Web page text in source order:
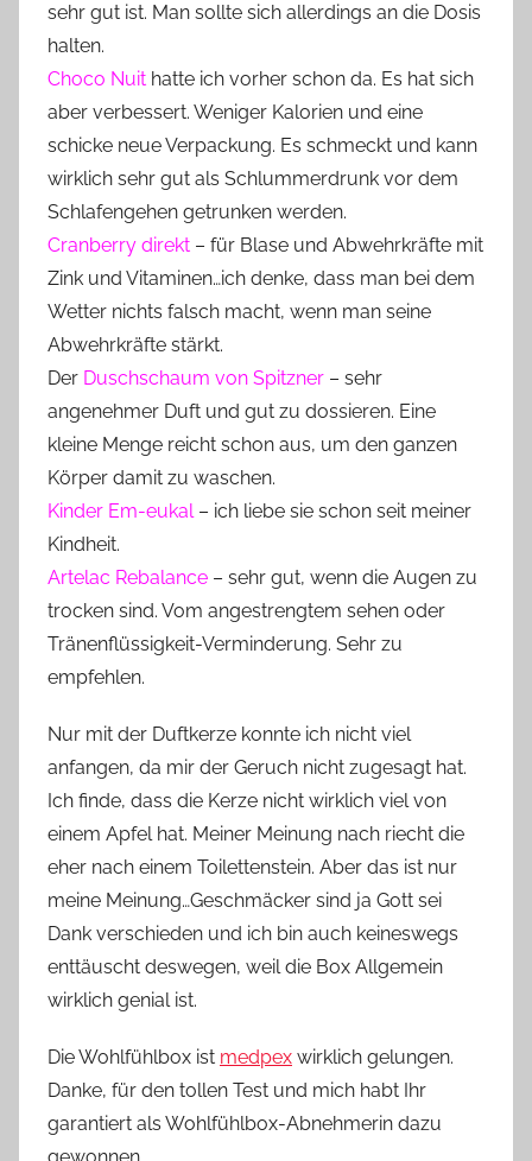
sehr gut ist. Man sollte sich allerdings an die Dosis
halten.
Choco Nuit hatte ich vorher schon da. Es hat sich
aber verbessert. Weniger Kalorien und eine
schicke neue Verpackung. Es schmeckt und kann
wirklich sehr gut als Schlummerdrunk vor dem
Schlafengehen getrunken werden.
Cranberry direkt – für Blase und Abwehrkräfte mit
Zink und Vitaminen…ich denke, dass man bei dem
Wetter nichts falsch macht, wenn man seine
Abwehrkräfte stärkt.
Der Duschschaum von Spitzner – sehr
angenehmer Duft und gut zu dossieren. Eine
kleine Menge reicht schon aus, um den ganzen
Körper damit zu waschen.
Kinder Em-eukal – ich liebe sie schon seit meiner
Kindheit.
Artelac Rebalance – sehr gut, wenn die Augen zu
trocken sind. Vom angestrengtem sehen oder
Tränenflüssigkeit-Verminderung. Sehr zu
empfehlen.
Nur mit der Duftkerze konnte ich nicht viel
anfangen, da mir der Geruch nicht zugesagt hat.
Ich finde, dass die Kerze nicht wirklich viel von
einem Apfel hat. Meiner Meinung nach riecht die
eher nach einem Toilettenstein. Aber das ist nur
meine Meinung…Geschmäcker sind ja Gott sei
Dank verschieden und ich bin auch keineswegs
enttäuscht deswegen, weil die Box Allgemein
wirklich genial ist.
Die Wohlfühlbox ist medpex wirklich gelungen.
Danke, für den tollen Test und mich habt Ihr
garantiert als Wohlfühlbox-Abnehmerin dazu
gewonnen.